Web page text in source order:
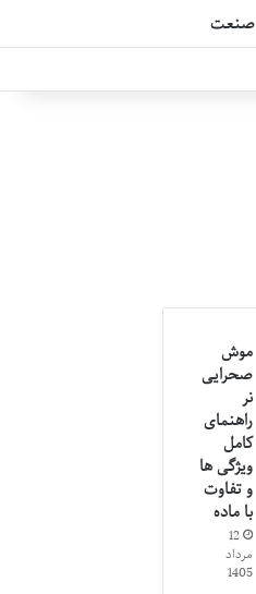
صنعت
موش
صحرایی
نر
راهنمای
کامل
ویژگی ها
و تفاوت
با ماده
12
مرداد
1405